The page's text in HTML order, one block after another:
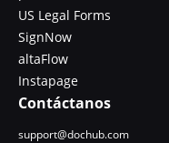
US Legal Forms
SignNow
altaFlow
Instapage
Contáctanos
support@dochub.com